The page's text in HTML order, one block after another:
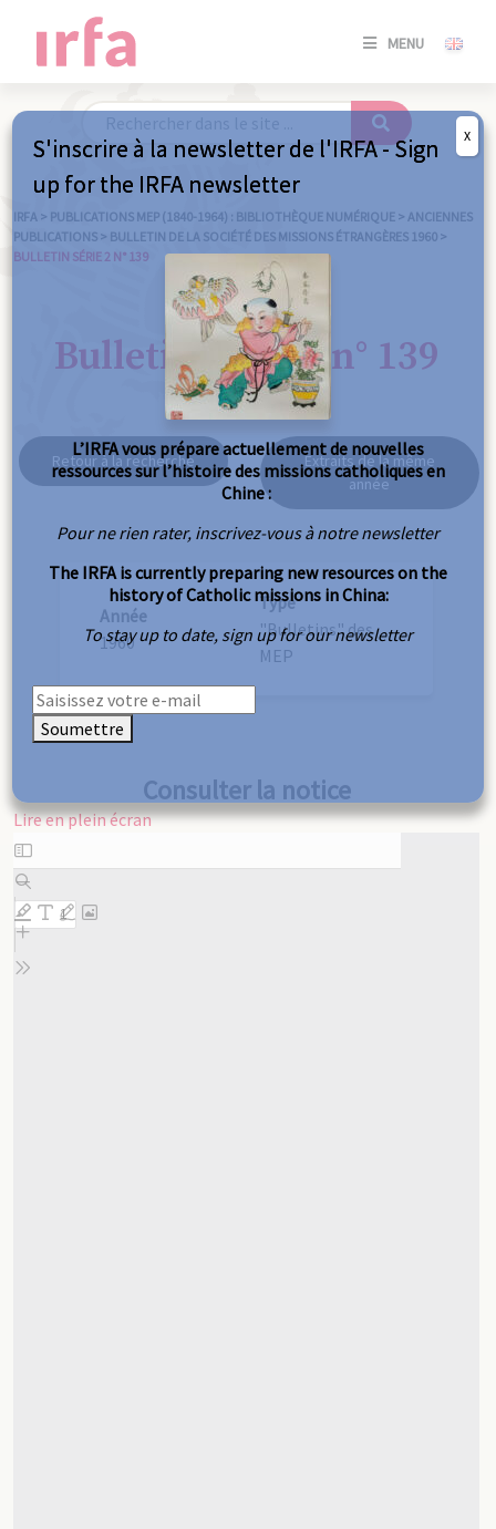
MENU
SE
/
IRFA > PUBLICATIONS MEP (1840-1964) : BIBLIOTHÈQUE NUMÉRIQUE > ANCIENNES
PUBLICATIONS > BULLETIN DE LA SOCIÉTÉ DES MISSIONS ÉTRANGÈRES 1960 >
BULLETIN SÉRIE 2 N° 139
Bulletin série 2 n° 139
Retour à la recherche
Extraits de la même
année
Année
1960
Type
"Bulletins" des
MEP
Consulter la notice
Lire en plein écran
Aller
au
contenu
PDF
S'inscrire à la newsletter de l'IRFA - Sign
up for the IRFA newsletter
L’IRFA vous prépare actuellement de nouvelles
ressources sur l’histoire des missions catholiques en
Chine :
Pour ne rien rater, inscrivez-vous à notre newsletter
The IRFA is currently preparing new resources on the
history of Catholic missions in China:
To stay up to date, sign up for our newsletter
Soumettre
X